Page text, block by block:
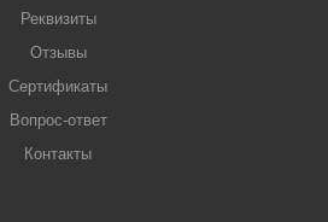
Реквизиты
Отзывы
Сертификаты
Вопрос-ответ
Контакты